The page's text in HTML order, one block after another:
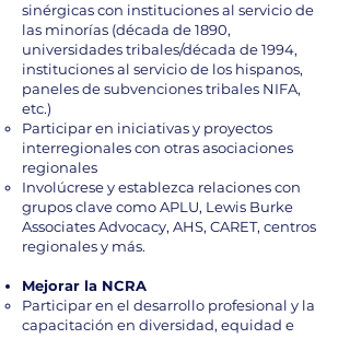
sinérgicas con instituciones al servicio de
las minorías (década de 1890,
universidades tribales/década de 1994,
instituciones al servicio de los hispanos,
paneles de subvenciones tribales NIFA,
etc.)
Participar en iniciativas y proyectos
interregionales con otras asociaciones
regionales
Involúcrese y establezca relaciones con
grupos clave como APLU, Lewis Burke
Associates Advocacy, AHS, CARET, centros
regionales y más.
Mejorar la NCRA
Participar en el desarrollo profesional y la
capacitación en diversidad, equidad e